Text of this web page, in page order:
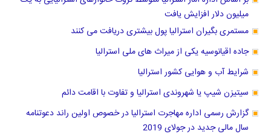
میلیون دلار افزایش یافت
مستمری بگیران استرالیا پول بیشتری دریافت می کنند
جاده اقیانوسیه یکی از میراث های ملی استرالیا
شرایط آب و هوایی کشور استرالیا
سیتیزن شیپ یا شهروندی استرالیا و تفاوت با اقامت دائم
گزارش رسمی اداره مهاجرت استرالیا در خصوص اولین راند دعوتنامه
سال مالی جدید در جولای 2019